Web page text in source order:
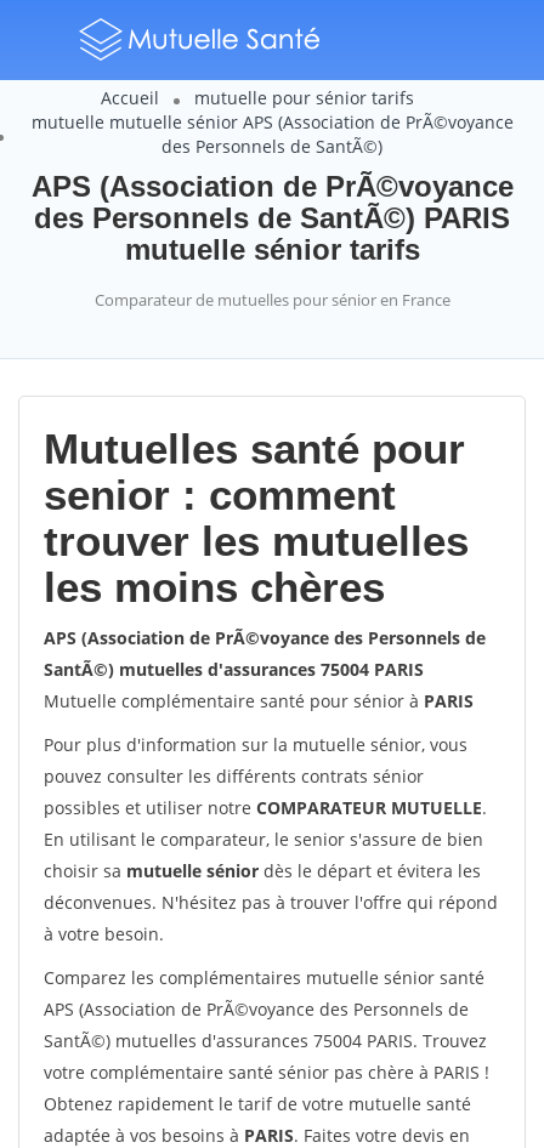
Accueil
mutuelle pour sénior tarifs
mutuelle mutuelle sénior APS (Association de PrÃ©voyance
des Personnels de SantÃ©)
APS (Association de PrÃ©voyance
des Personnels de SantÃ©) PARIS
mutuelle sénior tarifs
Comparateur de mutuelles pour sénior en France
Mutuelles santé pour
senior : comment
trouver les mutuelles
les moins chères
APS (Association de PrÃ©voyance des Personnels de
SantÃ©) mutuelles d'assurances 75004 PARIS
Mutuelle complémentaire santé pour sénior à PARIS
Pour plus d'information sur la mutuelle sénior, vous
pouvez consulter les différents contrats sénior
possibles et utiliser notre COMPARATEUR MUTUELLE.
En utilisant le comparateur, le senior s'assure de bien
choisir sa mutuelle sénior dès le départ et évitera les
déconvenues. N'hésitez pas à trouver l'offre qui répond
à votre besoin.
Comparez les complémentaires mutuelle sénior santé
APS (Association de PrÃ©voyance des Personnels de
SantÃ©) mutuelles d'assurances 75004 PARIS. Trouvez
votre complémentaire santé sénior pas chère à PARIS !
Obtenez rapidement le tarif de votre mutuelle santé
adaptée à vos besoins à PARIS. Faites votre devis en